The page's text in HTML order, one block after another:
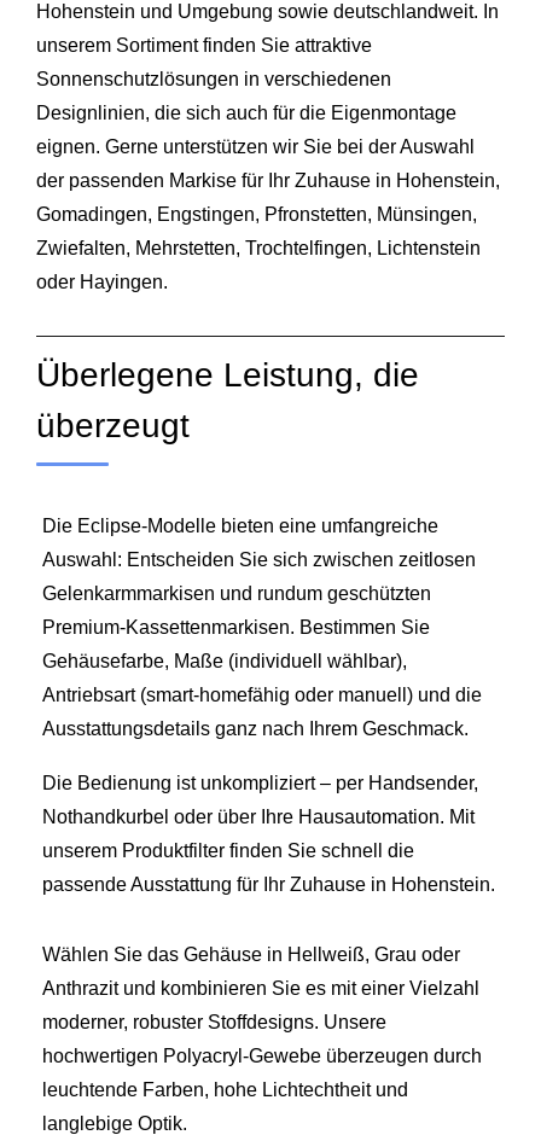
Hohenstein und Umgebung sowie deutschlandweit. In
unserem Sortiment finden Sie attraktive
Sonnenschutzlösungen in verschiedenen
Designlinien, die sich auch für die Eigenmontage
eignen. Gerne unterstützen wir Sie bei der Auswahl
der passenden Markise für Ihr Zuhause in Hohenstein,
Gomadingen, Engstingen, Pfronstetten, Münsingen,
Zwiefalten, Mehrstetten, Trochtelfingen, Lichtenstein
oder Hayingen.
Überlegene Leistung, die
überzeugt
Die Eclipse-Modelle bieten eine umfangreiche
Auswahl: Entscheiden Sie sich zwischen zeitlosen
Gelenkarmmarkisen und rundum geschützten
Premium-Kassettenmarkisen. Bestimmen Sie
Gehäusefarbe, Maße (individuell wählbar),
Antriebsart (smart‑homefähig oder manuell) und die
Ausstattungsdetails ganz nach Ihrem Geschmack.
Die Bedienung ist unkompliziert – per Handsender,
Nothandkurbel oder über Ihre Hausautomation. Mit
unserem Produktfilter finden Sie schnell die
passende Ausstattung für Ihr Zuhause in Hohenstein.
Wählen Sie das Gehäuse in Hellweiß, Grau oder
Anthrazit und kombinieren Sie es mit einer Vielzahl
moderner, robuster Stoffdesigns. Unsere
hochwertigen Polyacryl-Gewebe überzeugen durch
leuchtende Farben, hohe Lichtechtheit und
langlebige Optik.